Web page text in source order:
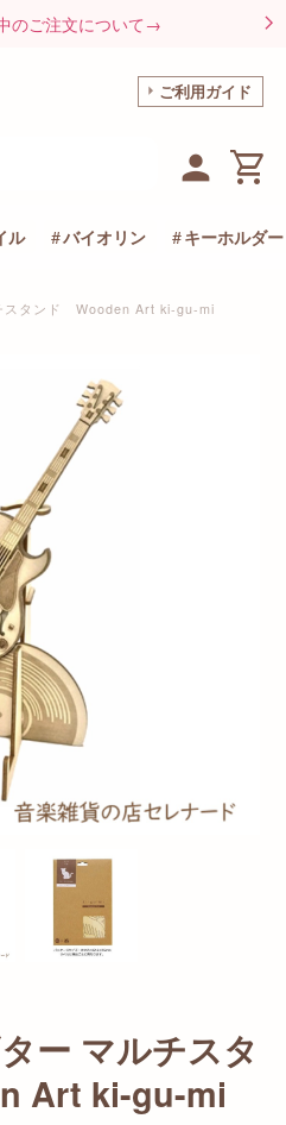
のご注文について→
ご利用ガイド
ル バイオリン キーホルダー
スタンド Wooden Art ki-gu-mi
ー マルチスタ
Art ki-gu-mi